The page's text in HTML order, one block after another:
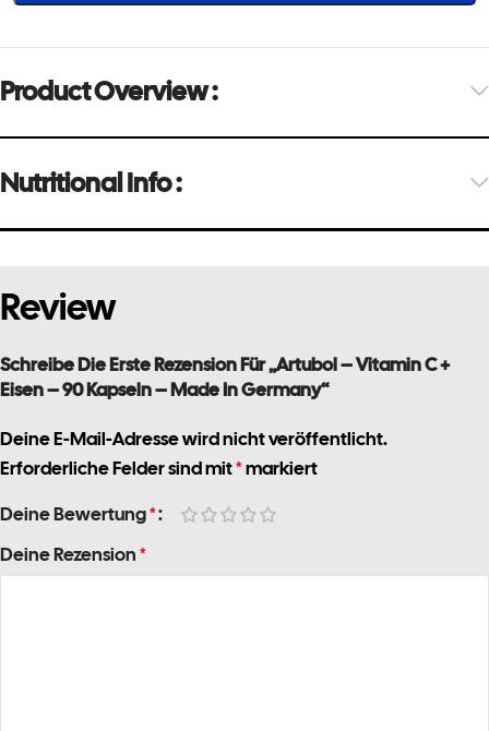
Product Overview :​
Nutritional Info :
Review
Schreibe Die Erste Rezension Für „Artubol – Vitamin C +
Eisen – 90 Kapseln – Made In Germany“
Deine E-Mail-Adresse wird nicht veröffentlicht.
Erforderliche Felder sind mit*markiert
Deine Bewertung*
Deine Rezension*